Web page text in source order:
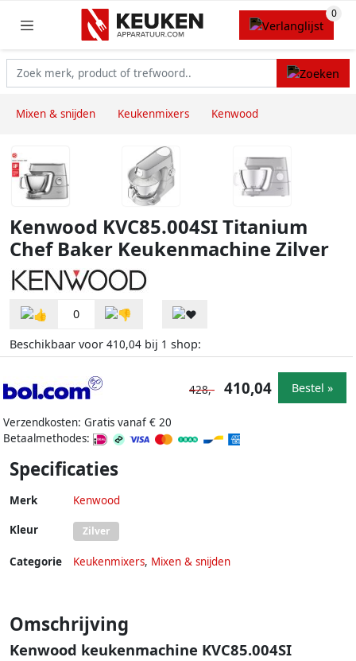
Mixen & snijden Keukenmixers Kenwood
Kenwood KVC85.004SI Titanium
Chef Baker Keukenmachine Zilver
0
Beschikbaar voor 410,04 bij 1 shop:
Verzendkosten: Gratis vanaf € 20
Betaalmethodes:
428,- 410,04 Bestel »
Specificaties
Merk Kenwood
Kleur Zilver
Categorie Keukenmixers, Mixen & snijden
Omschrijving
Kenwood keukenmachine KVC85.004SI